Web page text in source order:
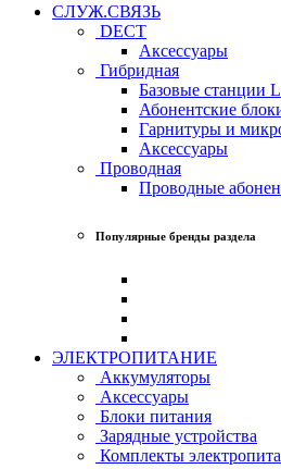
СЛУЖ.СВЯЗЬ
DECT
Аксессуары
Гибридная
Базовые станции
Абонентские
Гарнитуры и
Аксессуары
Проводная
Проводные
Популярные бренды раздела
ЭЛЕКТРОПИТАНИЕ
Аккумуляторы
Аксессуары
Блоки питания
Зарядные устройства
Комплекты